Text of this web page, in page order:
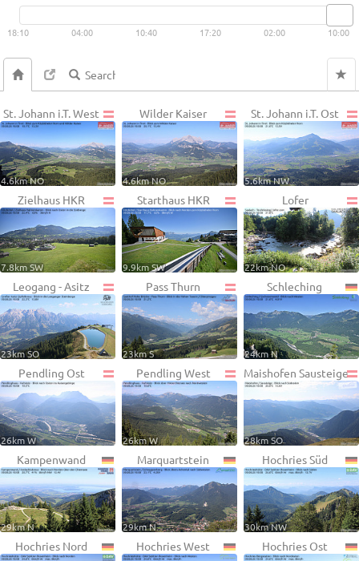
18:10 04:00 10:40 17:20 02:00 10:00
St. Johann i.T. West
4.6km NO
Wilder Kaiser
4.6km NO
St. Johann i.T. Ost
5.6km NW
Zielhaus HKR
7.8km SW
Starthaus HKR
9.9km SW
Lofer
22km NO
Leogang - Asitz
23km SO
Pass Thurn
23km S
Schleching
24km N
Pendling Ost
26km W
Pendling West
26km W
Maishofen Sausteige
28km SO
Kampenwand
29km N
Marquartstein
29km N
Hochries Süd
30km NW
Hochries Nord Hochries West Hochries Ost